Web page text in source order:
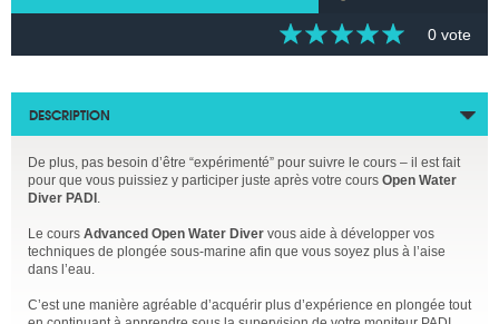
0 vote
DESCRIPTION
De plus, pas besoin d’être “expérimenté” pour suivre le cours – il est fait
pour que vous puissiez y participer juste après votre cours Open Water
Diver PADI .
Le cours Advanced Open Water Diver vous aide à développer vos
techniques de plongée sous-marine afin que vous soyez plus à l’aise
dans l’eau.
C’est une manière agréable d’acquérir plus d’expérience en plongée tout